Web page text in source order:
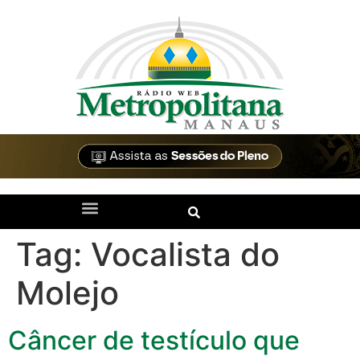
Tag: Vocalista do
Molejo
Câncer de testículo que